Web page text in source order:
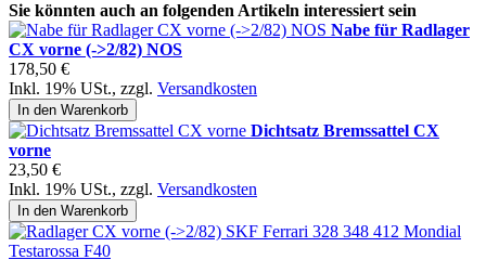
Sie könnten auch an folgenden Artikeln interessiert sein
Nabe für Radlager
CX vorne (->2/82) NOS
178,50 €
Inkl. 19% USt., zzgl. Versandkosten
In den Warenkorb
Dichtsatz Bremssattel CX
vorne
23,50 €
Inkl. 19% USt., zzgl. Versandkosten
In den Warenkorb